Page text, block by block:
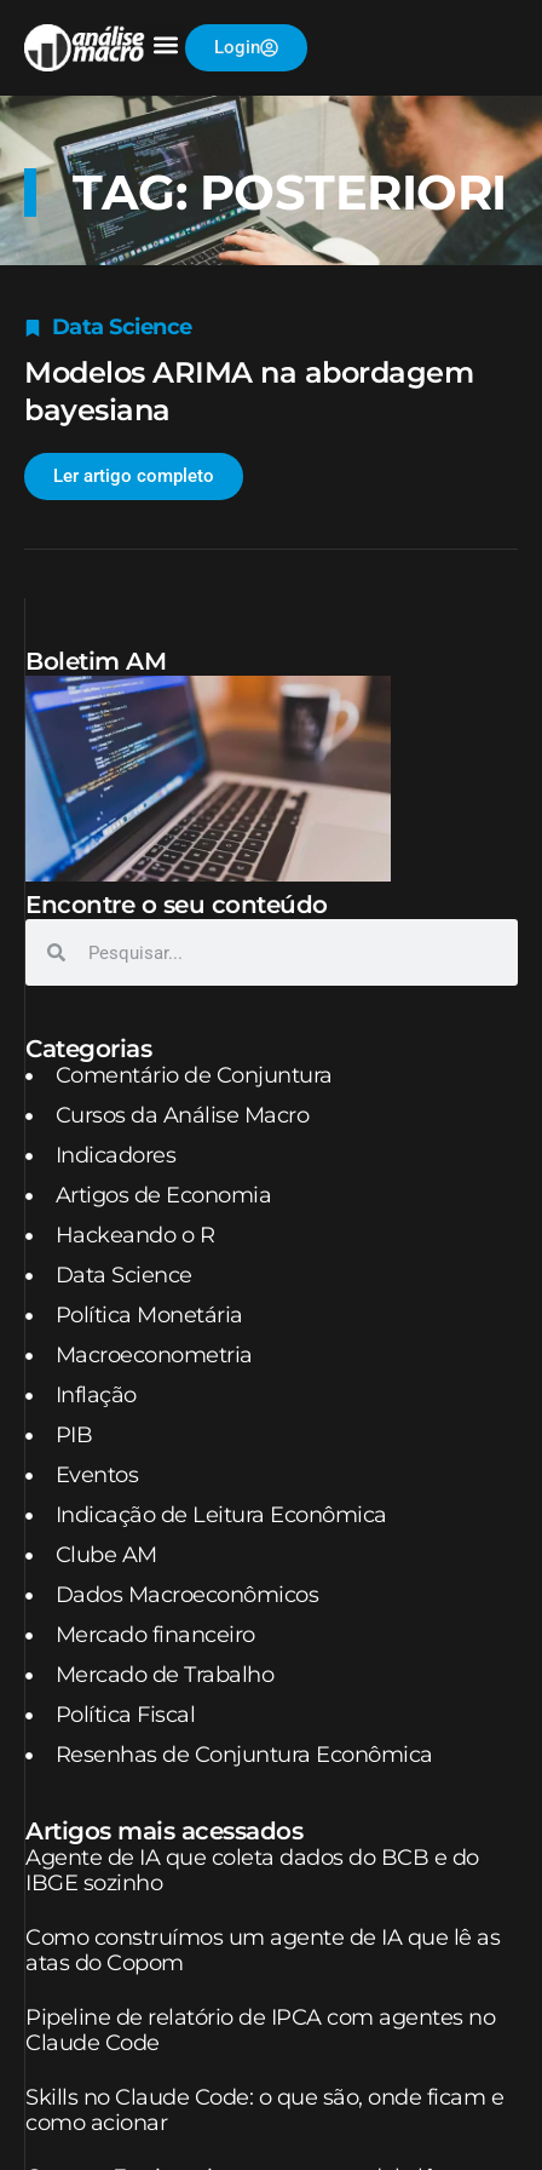
Login
TAG: POSTERIORI
Data Science
Modelos ARIMA na abordagem
bayesiana
Ler artigo completo
Boletim AM
Encontre o seu conteúdo
Categorias
Comentário de Conjuntura
Cursos da Análise Macro
Indicadores
Artigos de Economia
Hackeando o R
Data Science
Política Monetária
Macroeconometria
Inflação
PIB
Eventos
Indicação de Leitura Econômica
Clube AM
Dados Macroeconômicos
Mercado financeiro
Mercado de Trabalho
Política Fiscal
Resenhas de Conjuntura Econômica
Artigos mais acessados
Agente de IA que coleta dados do BCB e do
IBGE sozinho
Como construímos um agente de IA que lê as
atas do Copom
Pipeline de relatório de IPCA com agentes no
Claude Code
Skills no Claude Code: o que são, onde ficam e
como acionar